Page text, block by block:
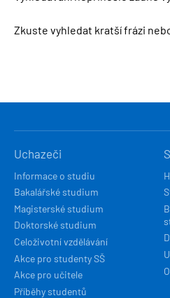
FAKULTA
Zkuste vyhledat kratší frázi
NAVIGACE
Uchazeči
Informace o studiu
Bakalářské studium
Magisterské studium
Doktorské studium
Celoživotní vzdělávání
Akce pro studenty SŠ
Akce pro učitele
Příběhy studentů